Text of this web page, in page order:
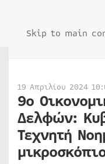
Skip to main
19 Απριλίου 2024
9ο
Δελφών:
Τεχνητή